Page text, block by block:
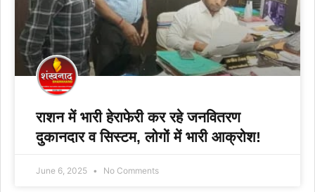
राशन में भारी हेराफेरी कर रहे जनवितरण
दुकानदार व सिस्टम, लोगों में भारी आक्रोश!
June 6, 2025 No Comments